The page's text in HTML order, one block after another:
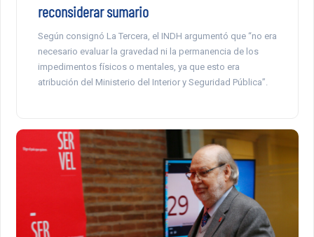
reconsiderar sumario
Según consignó La Tercera, el INDH argumentó que “no era
necesario evaluar la gravedad ni la permanencia de los
impedimentos físicos o mentales, ya que esto era
atribución del Ministerio del Interior y Seguridad Pública”.